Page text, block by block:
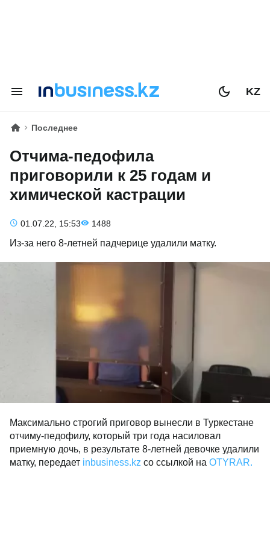
KZ
Последнее
Отчима-педофила
приговорили к 25 годам и
химической кастрации
01.07.22, 15:53 1488
Из-за него 8-летней падчерице удалили матку.
Максимально строгий приговор вынесли в Туркестане
отчиму-педофилу, который три года насиловал
приемную дочь, в результате 8-летней девочке удалили
матку, передает inbusiness.kz со ссылкой на OTYRAR.